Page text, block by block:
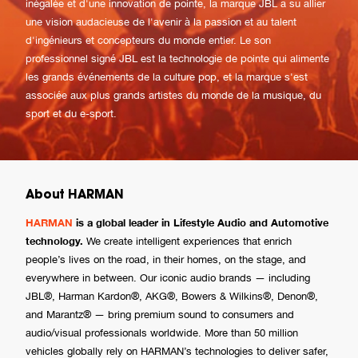
inégalée et d'une innovation de pointe, la marque JBL a su allier
une vision audacieuse de l'avenir à la passion et au talent
d'ingénieurs et concepteurs du monde entier. Le son
professionnel signé JBL est la technologie de pointe qui alimente
les grands événements de la culture pop, et la marque s'est
associée aux plus grands artistes du monde de la musique, du
sport et du e-sport.
About HARMAN
HARMAN is a global leader in Lifestyle Audio and Automotive
technology. We create intelligent experiences that enrich
people’s lives on the road, in their homes, on the stage, and
everywhere in between. Our iconic audio brands — including
JBL®, Harman Kardon®, AKG®, Bowers & Wilkins®, Denon®,
and Marantz® — bring premium sound to consumers and
audio/visual professionals worldwide. More than 50 million
vehicles globally rely on HARMAN’s technologies to deliver safer,